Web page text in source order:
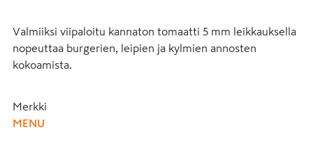
Valmiiksi viipaloitu kannaton tomaatti 5 mm leikkauksella
nopeuttaa burgerien, leipien ja kylmien annosten
kokoamista.
Merkki
MENU